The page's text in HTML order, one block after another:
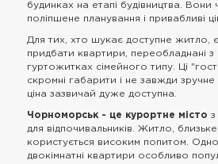
будинках на етапі будівництва.
поліпшене планування і привабливі
Для тих, хто шукає доступне житло,
придбати квартири, переобладнані з
гуртожитках сімейного типу. Ці
скромні габарити і не завжди зручне
ціна зазвичай дуже доступна.
Чорноморськ - це курортне місто з
для відпочивальників. Житло,
користується високим попитом.
двокімнатні квартири особливо